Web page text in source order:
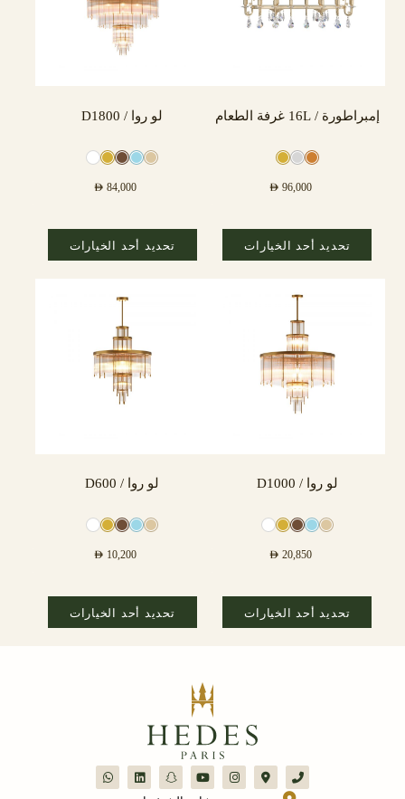
إمبراطورة / 16L غرفة الطعام
AED 96,000
تحديد أحد الخيارات
لو روا / D1800
AED 84,000
تحديد أحد الخيارات
لو روا / D1000
AED 20,850
تحديد أحد الخيارات
لو روا / D600
AED 10,200
تحديد أحد الخيارات